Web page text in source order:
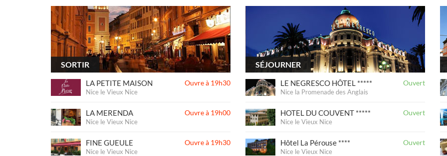
SORTIR
LA PETITE MAISON
Nice le Vieux Nice
Ouvre à 19h30
LA MERENDA
Nice le Vieux Nice
Ouvre à 19h00
FINE GUEULE
Nice le Vieux Nice
Ouvre à 19h30
SÉJOURNER
LE NEGRESCO HÔTEL *****
Nice la Promenade des Anglais
Ouvert
HOTEL DU COUVENT *****
Nice le Vieux Nice
Ouvert
Hôtel La Pérouse ****
Nice le Vieux Nice
Ouvert